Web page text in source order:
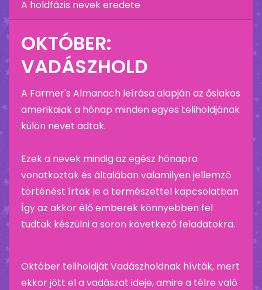
A holdfázis nevek eredete
OKTÓBER:
VADÁSZHOLD
A Farmer's Almanach leírása alapján az őslakos
amerikaiak a hónap minden egyes teliholdjának
külön nevet adtak.
Ezek a nevek mindig az egész hónapra
vonatkoztak és általában valamilyen jellemző
történést írtak le a természettel kapcsolatban
Így az akkor élő emberek könnyebben fel
tudtak készülni a soron következő feladatokra.
Október teliholdját Vadászholdnak hívták, mert
ekkor jött el a vadászat ideje, amire a télre való